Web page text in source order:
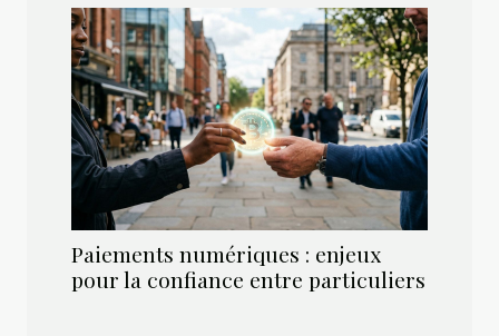
Paiements numériques : enjeux
pour la confiance entre particuliers